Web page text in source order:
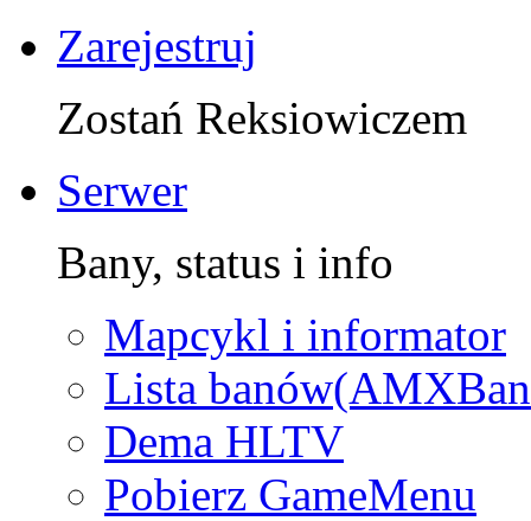
Zarejestruj
Zostań Reksiowiczem
Serwer
Bany, status i info
Mapcykl i informator
Lista
Dema HLTV
Pobierz GameMenu